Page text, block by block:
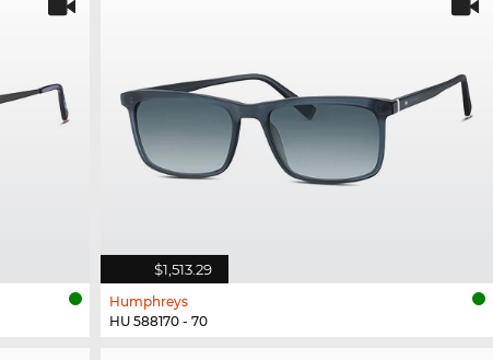
$1,513.29
Humphreys
HU 588170 - 70